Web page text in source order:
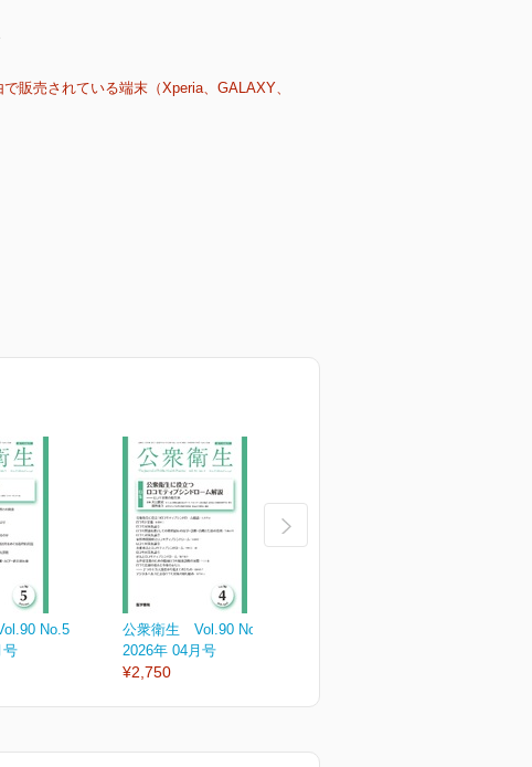
販売されている端末（Xperia、GALAXY、
No.5
号
公衆衛生 Vol.90 No.4
2026年 04月号
¥2,750